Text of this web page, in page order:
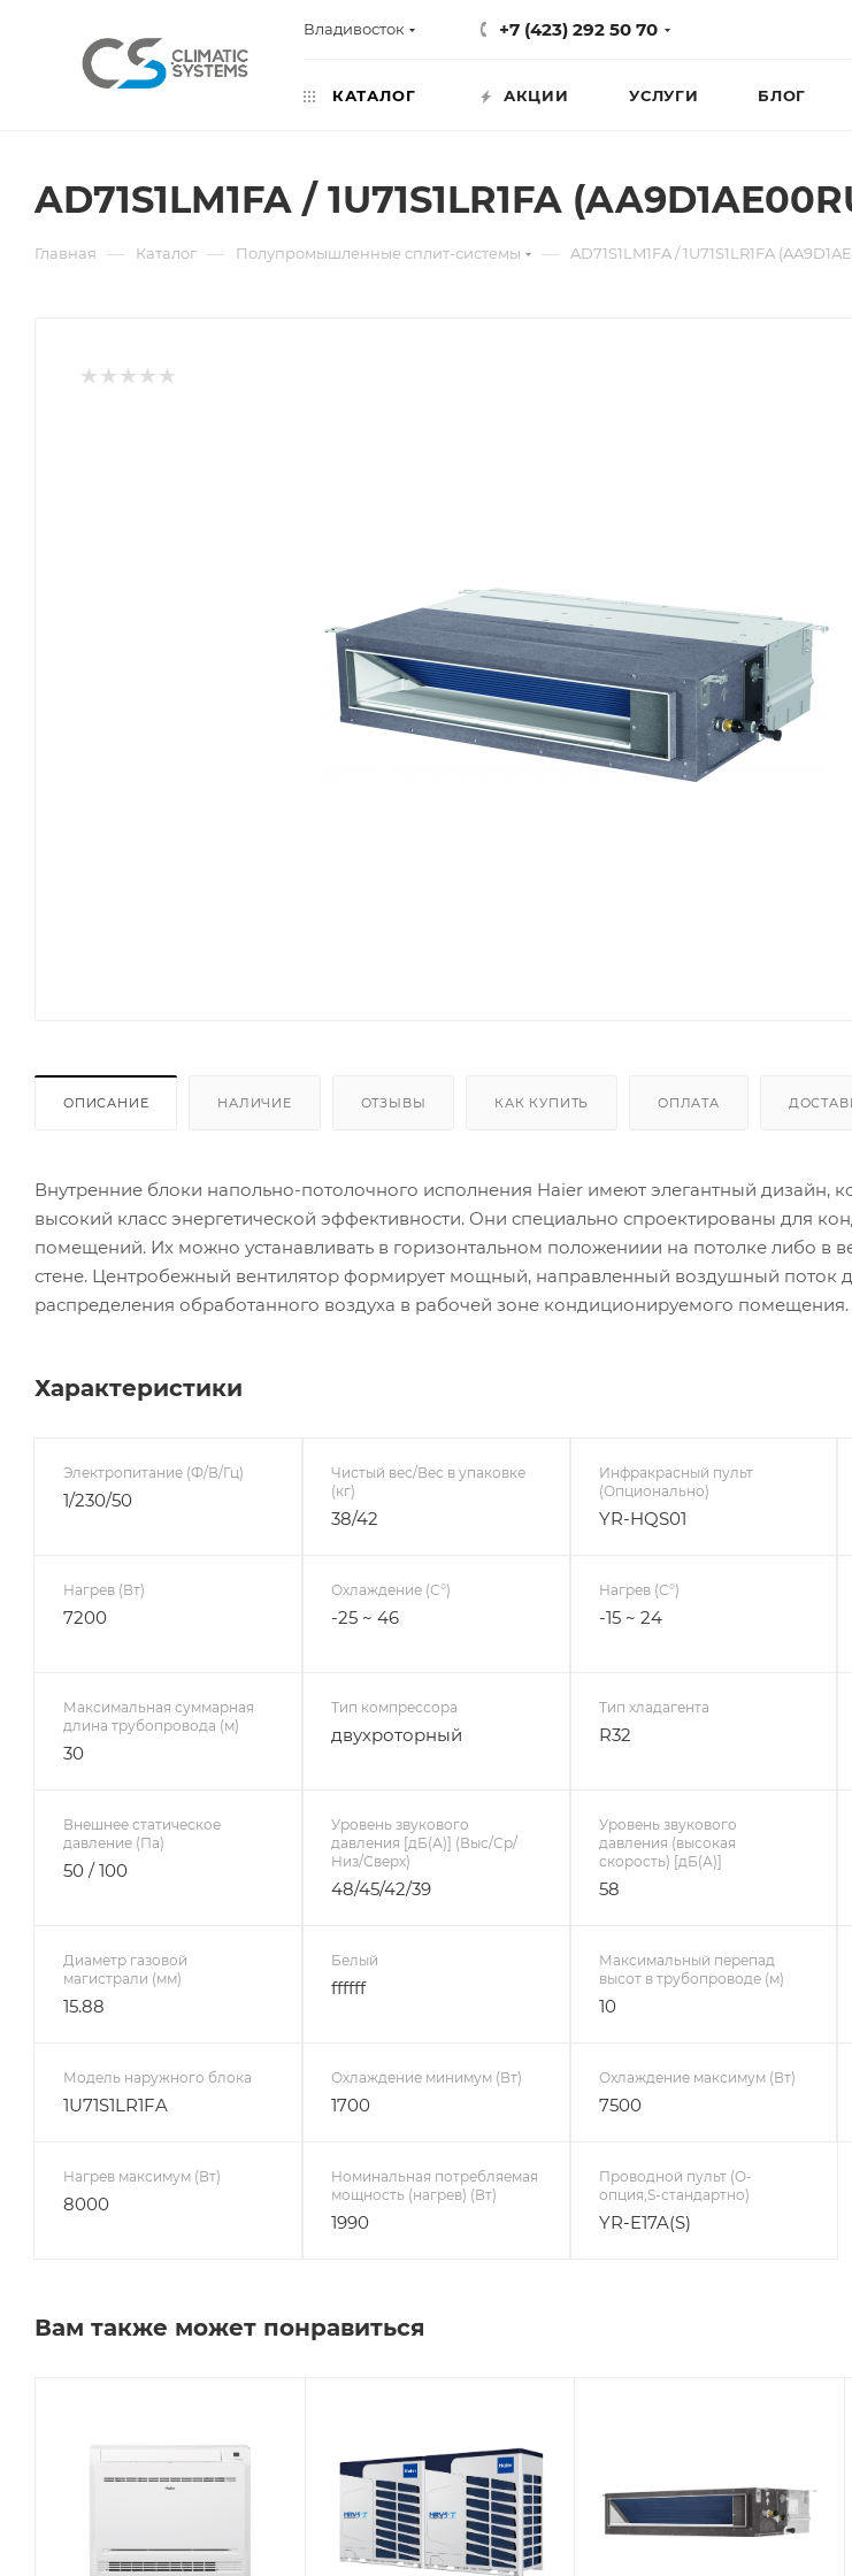
Владивосток +7 (423) 292 50 70
КАТАЛОГ АКЦИИ УСЛУГИ БЛОГ
AD71S1LM1FA / 1U71S1LR1FA
Главная — Каталог — Полупромышленные сплит-системы — AD71S1LM1FA / 1U71S1LR1FA
ОПИСАНИЕ НАЛИЧИЕ ОТЗЫВЫ КАК КУПИТЬ ОПЛАТА
Внутренние блоки напольно-потолочного исполнения Haier имеют элегантный дизайн,
высокий класс энергетической эффективности. Они специально спроектированы для
помещений. Их можно устанавливать в горизонтальном положениии на потолке либо в
стене. Центробежный вентилятор формирует мощный, направленный воздушный поток
распределения обработанного воздуха в рабочей зоне кондиционируемого помещения.
Характеристики
Электропитание (Ф/В/Гц)
1/230/50
Чистый вес/Вес в упаковке
(кг)
38/42
Инфракрасный пульт
(Опционально)
YR-HQS01
Нагрев (Вт)
7200
Охлаждение (С°)
-25 ~ 46
Нагрев (С°)
-15 ~ 24
Максимальная суммарная
длина трубопровода (м)
30
Тип компрессора
двухроторный
Тип хладагента
R32
Внешнее статическое
давление (Па)
50 / 100
Уровень звукового
давления [дБ(А)] (Выс/Ср/
Низ/Сверх)
48/45/42/39
Уровень звукового
давления (высокая
скорость) [дБ(А)]
58
Диаметр газовой
магистрали (мм)
15.88
Белый
ffffff
Максимальный перепад
высот в трубопроводе (м)
10
Модель наружного блока
1U71S1LR1FA
Охлаждение минимум (Вт)
1700
Охлаждение максимум (Вт)
7500
Нагрев максимум (Вт)
8000
Номинальная потребляемая
мощность (нагрев) (Вт)
1990
Проводной пульт (O-
опция,S-стандартно)
YR-E17A(S)
Вам также может понравиться